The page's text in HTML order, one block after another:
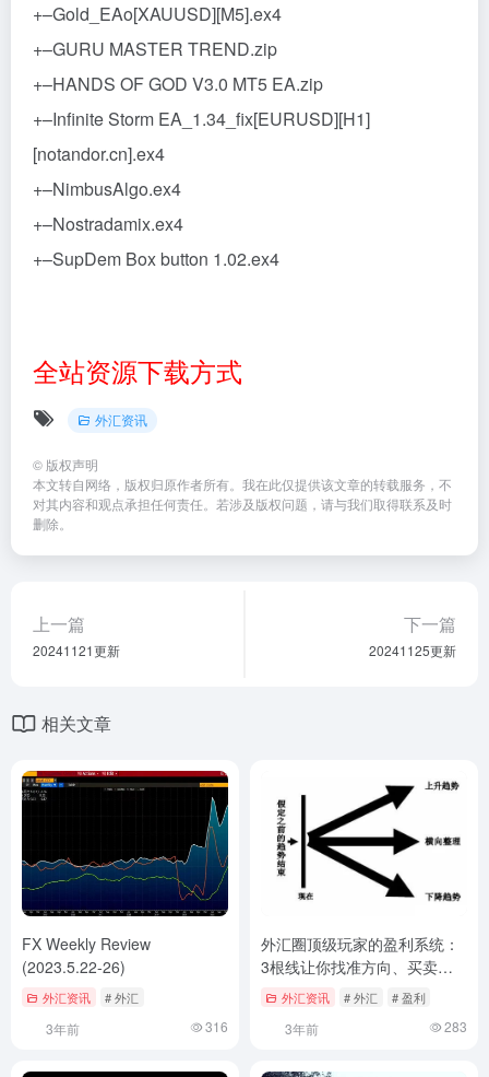
+–Gold_EAo[XAUUSD][M5].ex4
+–GURU MASTER TREND.zip
+–HANDS OF GOD V3.0 MT5 EA.zip
+–Infinite Storm EA_1.34_fix[EURUSD][H1]
[notandor.cn].ex4
+–NimbusAlgo.ex4
+–Nostradamix.ex4
+–SupDem Box button 1.02.ex4
全站资源下载方式
外汇资讯
© 版权声明
本文转自网络，版权归原作者所有。我在此仅提供该文章的转载服务，不
对其内容和观点承担任何责任。若涉及版权问题，请与我们取得联系及时
删除。
上一篇
20241121更新
下一篇
20241125更新
相关文章
FX Weekly Review
(2023.5.22-26)
外汇资讯 # 外汇
3年前 316
外汇圈顶级玩家的盈利系统：
3根线让你找准方向、买卖
点！外汇资讯 # 外汇 # 盈利
3年前 283